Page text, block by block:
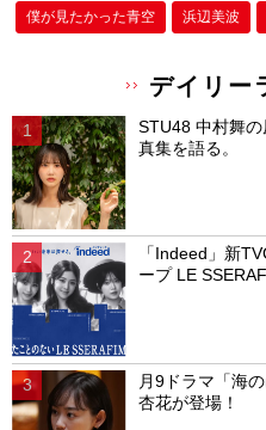
僕が⾒たかった⻘空 浜辺美波
デイリー
STU48 中村舞
真集を語る。
「Indeed」新
ープ LE
月9ドラマ「海
杏花が登場！